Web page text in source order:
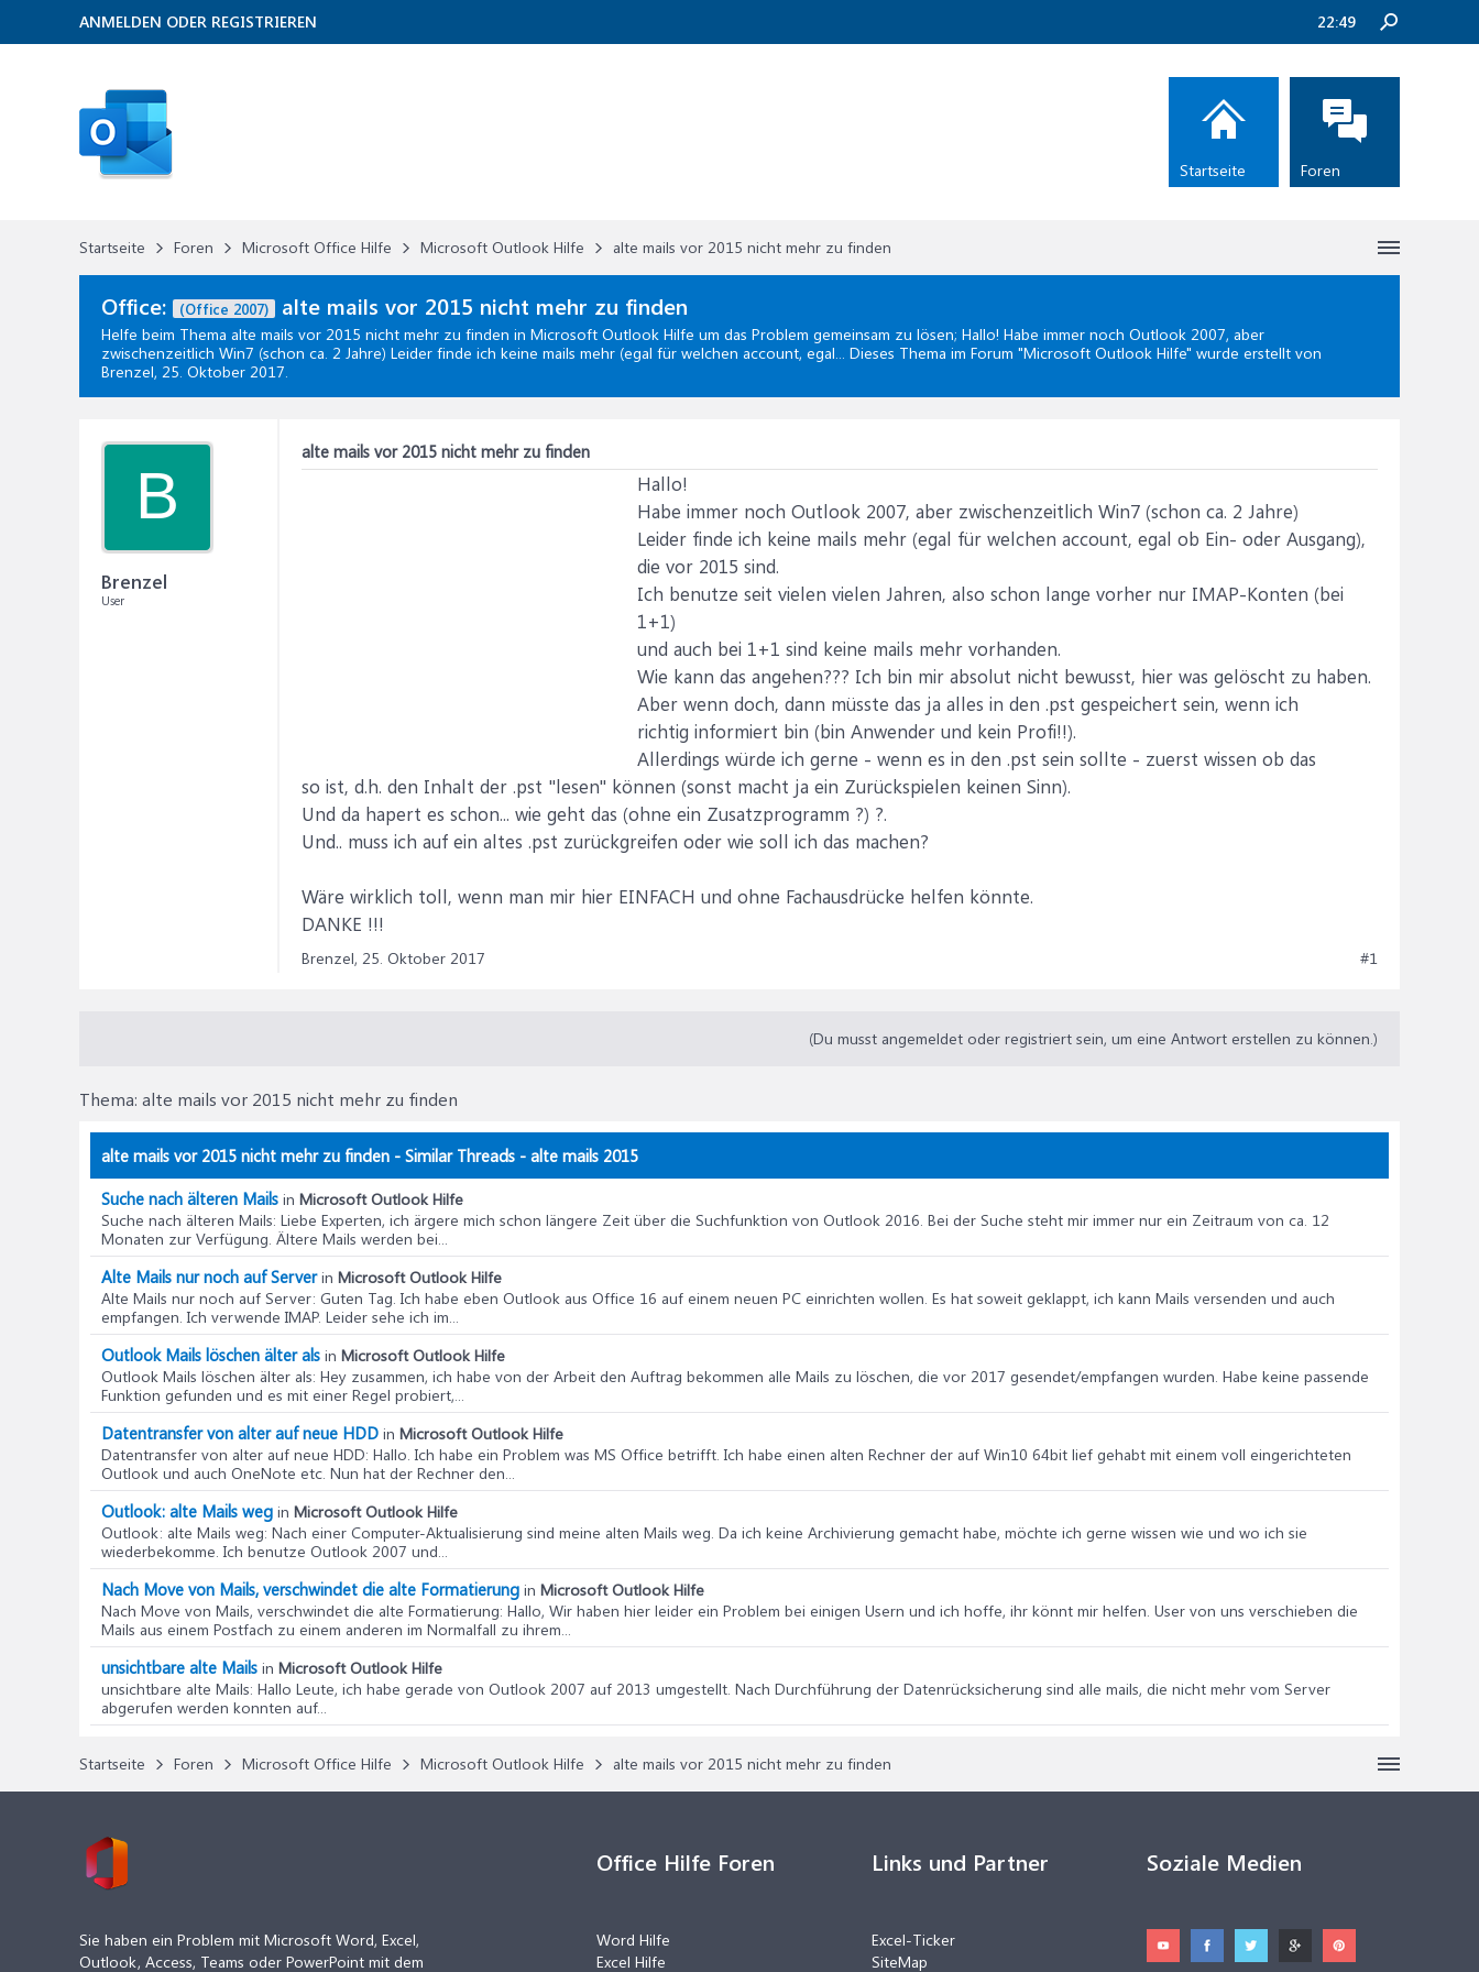
Startseite Foren Microsoft Office Hilfe Microsoft Outlook Hilfe alte mails vor 2015 nicht mehr zu finden
Office: (Office 2007) alte mails vor 2015 nicht mehr zu finden
Helfe beim Thema alte mails vor 2015 nicht mehr zu finden in Microsoft Outlook Hilfe um das Problem gemeinsam zu lösen; Hallo! Habe immer noch Outlook 2007, aber
zwischenzeitlich Win7 (schon ca. 2 Jahre) Leider finde ich keine mails mehr (egal für welchen account, egal... Dieses Thema im Forum "Microsoft Outlook Hilfe" wurde erstellt von
Brenzel, 25. Oktober 2017.
B
Brenzel
User
alte mails vor 2015 nicht mehr zu finden
Hallo!
Habe immer noch Outlook 2007, aber zwischenzeitlich Win7 (schon ca. 2 Jahre)
Leider finde ich keine mails mehr (egal für welchen account, egal ob Ein- oder Ausgang),
die vor 2015 sind.
Ich benutze seit vielen vielen Jahren, also schon lange vorher nur IMAP-Konten (bei
1+1)
und auch bei 1+1 sind keine mails mehr vorhanden.
Wie kann das angehen??? Ich bin mir absolut nicht bewusst, hier was gelöscht zu haben.
Aber wenn doch, dann müsste das ja alles in den .pst gespeichert sein, wenn ich
richtig informiert bin (bin Anwender und kein Profi!!).
Allerdings würde ich gerne - wenn es in den .pst sein sollte - zuerst wissen ob das
so ist, d.h. den Inhalt der .pst "lesen" können (sonst macht ja ein Zurückspielen keinen Sinn).
Und da hapert es schon... wie geht das (ohne ein Zusatzprogramm ?) ?.
Und.. muss ich auf ein altes .pst zurückgreifen oder wie soll ich das machen?
Wäre wirklich toll, wenn man mir hier EINFACH und ohne Fachausdrücke helfen könnte.
DANKE !!!
Brenzel, 25. Oktober 2017 #1
(Du musst angemeldet oder registriert sein, um eine Antwort erstellen zu können.)
Thema: alte mails vor 2015 nicht mehr zu finden
alte mails vor 2015 nicht mehr zu finden - Similar Threads - alte mails 2015
Suche nach älteren Mails in Microsoft Outlook Hilfe
Suche nach älteren Mails: Liebe Experten, ich ärgere mich schon längere Zeit über die Suchfunktion von Outlook 2016. Bei der Suche steht mir immer nur ein Zeitraum von ca. 12
Monaten zur Verfügung. Ältere Mails werden bei...
Alte Mails nur noch auf Serverin Microsoft Outlook Hilfe
Alte Mails nur noch auf Server: Guten Tag. Ich habe eben Outlook aus Office 16 auf einem neuen PC einrichten wollen. Es hat soweit geklappt, ich kann Mails versenden und auch
empfangen. Ich verwende IMAP. Leider sehe ich im...
Outlook Mails löschen älter als in Microsoft Outlook Hilfe
Outlook Mails löschen älter als: Hey zusammen, ich habe von der Arbeit den Auftrag bekommen alle Mails zu löschen, die vor 2017 gesendet/empfangen wurden. Habe keine passende
Funktion gefunden und es mit einer Regel probiert,...
Datentransfer von alter auf neue HDD in Microsoft Outlook Hilfe
Datentransfer von alter auf neue HDD: Hallo. Ich habe ein Problem was MS Office betrifft. Ich habe einen alten Rechner der auf Win10 64bit lief gehabt mit einem voll eingerichteten
Outlook und auch OneNote etc. Nun hat der Rechner den...
Outlook: alte Mails weg in Microsoft Outlook Hilfe
Outlook: alte Mails weg: Nach einer Computer-Aktualisierung sind meine alten Mails weg. Da ich keine Archivierung gemacht habe, möchte ich gerne wissen wie und wo ich sie
wiederbekomme. Ich benutze Outlook 2007 und...
Nach Move von Mails, verschwindet die alte Formatierung in Microsoft Outlook Hilfe
Nach Move von Mails, verschwindet die alte Formatierung: Hallo, Wir haben hier leider ein Problem bei einigen Usern und ich hoffe, ihr könnt mir helfen. User von uns verschieben die
Mails aus einem Postfach zu einem anderen im Normalfall zu ihrem...
unsichtbare alte Mails in Microsoft Outlook Hilfe
unsichtbare alte Mails: Hallo Leute, ich habe gerade von Outlook 2007 auf 2013 umgestellt. Nach Durchführung der Datenrücksicherung sind alle mails, die nicht mehr vom Server
abgerufen werden konnten auf...
Startseite Foren Microsoft Office Hilfe Microsoft Outlook Hilfe alte mails vor 2015 nicht mehr zu finden
ANMELDEN ODER REGISTRIEREN 22:49
Startseite Foren
Sie haben ein Problem mit Microsoft Word, Excel,
Outlook, Access, Teams oder PowerPoint mit dem
Office Hilfe Foren
Word Hilfe
Excel Hilfe
Links und Partner
Excel-Ticker
SiteMap
Soziale Medien